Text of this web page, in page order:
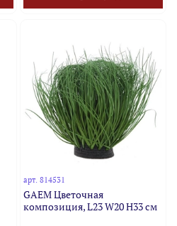
арт. 814531
GAEM Цветочная
композиция, L23 W20 H33 см